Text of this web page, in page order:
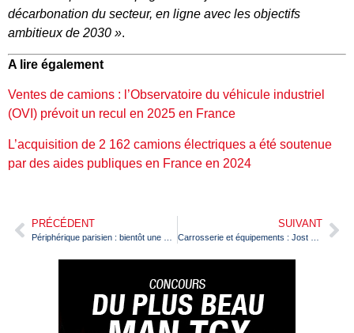
décarbonation du secteur, en ligne avec les objectifs
ambitieux de 2030 ».
A lire également
Ventes de camions : l’Observatoire du véhicule industriel
(OVI) prévoit un recul en 2025 en France
L’acquisition de 2 162 camions électriques a été soutenue
par des aides publiques en France en 2024
PRÉCÉDENT SUIVANT